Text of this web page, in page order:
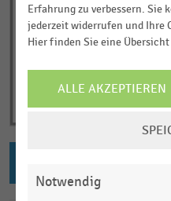
Erfahrung zu verbessern. Sie
jederzeit widerrufen und Ihre
Hier finden Sie eine
ALLE AKZEPTIEREN
Notwendig